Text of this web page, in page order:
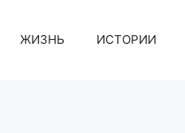
ЖИЗНЬ ИСТОРИИ